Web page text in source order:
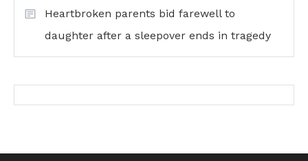
Heartbroken parents bid farewell to
daughter after a sleepover ends in tragedy